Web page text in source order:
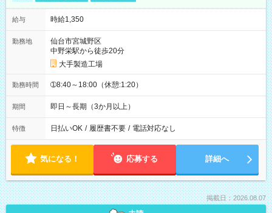
給与 時給1,350
勤務地
仙台市宮城野区
中野栄駅から徒歩20分
大手製造工場
勤務時間 ➀8:40～18:00（休憩:1:20）
期間 即日～長期（3か月以上）
特徴 日払いOK / 履歴書不要 / 電話対応なし
気になる！ 応募する 詳細へ
掲載日：2026.08.07